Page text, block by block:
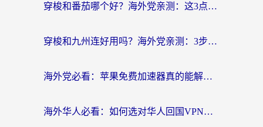
穿梭和番茄哪个好？海外党亲测：这3点帮你选对回国加速器
穿梭和九州连好用吗？海外党亲测：3步选对回国加速器，无缝刷国内剧玩国服
海外党必看：苹果免费加速器真的能解决回国访问难题吗？附实测对比与全平台方案
海外华人必看：如何选对华人回国VPN，无缝刷国内剧、玩手游？